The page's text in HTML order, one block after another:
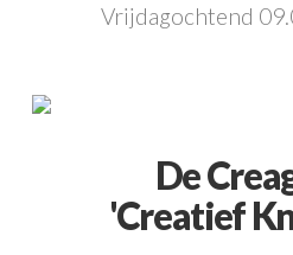
Vrijdagochtend
De
'Creatief